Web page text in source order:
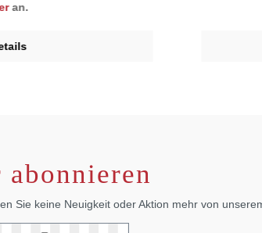
an.
Sie keine Neuigkeit oder Aktion mehr von